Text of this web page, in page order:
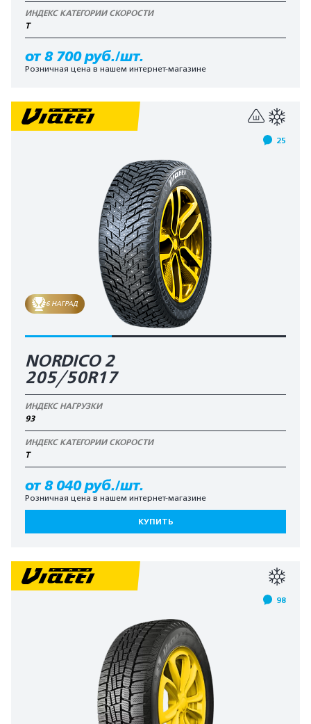
ИНДЕКС КАТЕГОРИИ СКОРОСТИ
T
от 8 700 руб./шт.
Розничная цена в нашем интернет-магазине
25
6 НАГРАД
NORDICO 2
205/50R17
ИНДЕКС НАГРУЗКИ
93
ИНДЕКС КАТЕГОРИИ СКОРОСТИ
T
от 8 040 руб./шт.
Розничная цена в нашем интернет-магазине
КУПИТЬ
98